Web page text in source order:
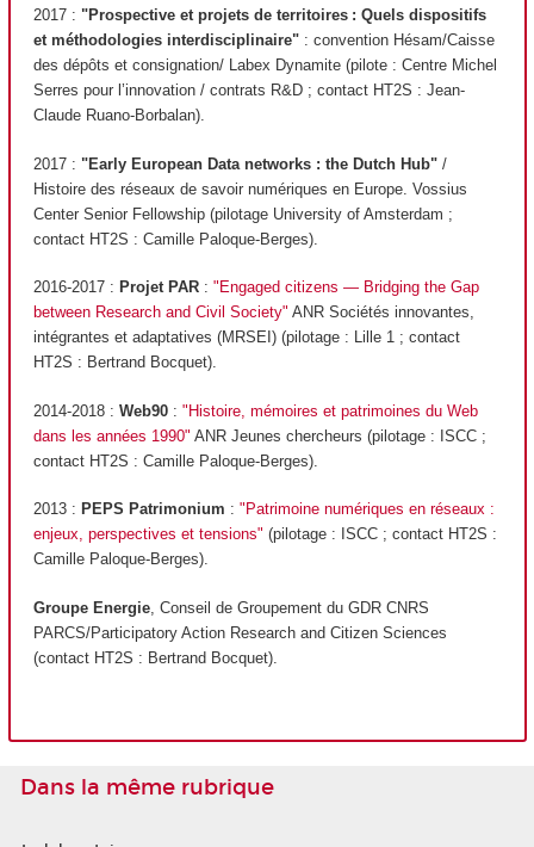
2017 : "Prospective et projets de territoires : Quels dispositifs
et méthodologies interdisciplinaire" : convention Hésam/Caisse
des dépôts et consignation/ Labex Dynamite (pilote : Centre Michel
Serres pour l’innovation / contrats R&D ; contact HT2S : Jean-
Claude Ruano-Borbalan).
2017 : "Early European Data networks : the Dutch Hub" /
Histoire des réseaux de savoir numériques en Europe. Vossius
Center Senior Fellowship (pilotage University of Amsterdam ;
contact HT2S : Camille Paloque-Berges).
2016-2017 : Projet PAR : "Engaged citizens — Bridging the Gap
between Research and Civil Society" ANR Sociétés innovantes,
intégrantes et adaptatives (MRSEI) (pilotage : Lille 1 ; contact
HT2S : Bertrand Bocquet).
2014-2018 : Web90 : "Histoire, mémoires et patrimoines du Web
dans les années 1990" ANR Jeunes chercheurs (pilotage : ISCC ;
contact HT2S : Camille Paloque-Berges).
2013 : PEPS Patrimonium : "Patrimoine numériques en réseaux :
enjeux, perspectives et tensions" (pilotage : ISCC ; contact HT2S :
Camille Paloque-Berges).
Groupe Energie , Conseil de Groupement du GDR CNRS
PARCS/Participatory Action Research and Citizen Sciences
(contact HT2S : Bertrand Bocquet).
Dans la même rubrique